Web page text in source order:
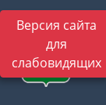
Версия сайта
для
слабовидящих